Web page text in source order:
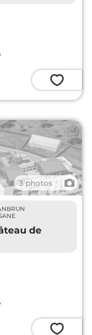
💗
3 photos 📷
de
💗